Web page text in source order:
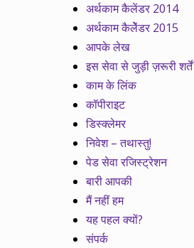
अर्थकाम कैलेंडर 2014
अर्थकाम कैलेेंडर 2015
आपके लेख
इस सेवा से जुड़ी ज़रूरी शर्तें
काम के लिंक
कॉपीराइट
डिस्क्लेमर
निवेश – तथास्तु!
पेड सेवा रजिस्ट्रेशन
बारी आपकी
मैं नहीं हम
यह पहल क्यों?
संपर्क